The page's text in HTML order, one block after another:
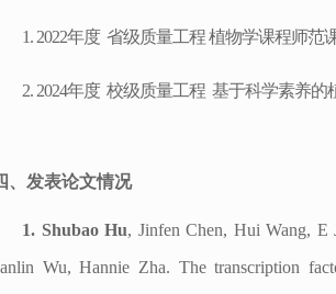
1. 2022年度 省级质量工程 植物学课程师范
2. 2024年度 校级质量工程 基于科学素养的
、发表论文情况
1. Shubao Hu, Jinfen Chen, Hui Wang, E
Wu, Hannie Zha. The transcription